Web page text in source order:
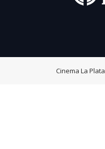
Cinema La Plata